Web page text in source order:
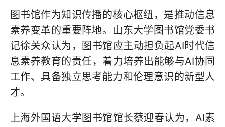
图书馆作为知识传播的核心枢纽，是推动信息
素养变革的重要阵地。山东大学图书馆党委书
记徐关众认为，图书馆应主动担负起AI时代信
息素养教育的责任，着力培养出能够与AI协同
工作、具备独立思考能力和伦理意识的新型人
才。
上海外国语大学图书馆馆长蔡迎春认为，AI素